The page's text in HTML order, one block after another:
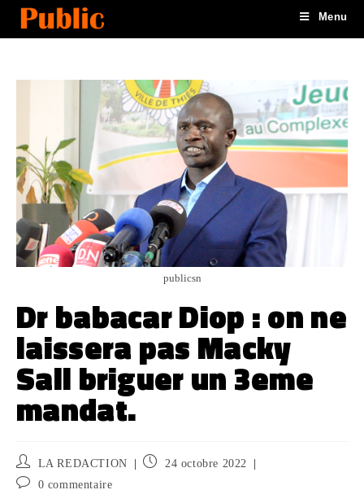
Menu
publicsn
Dr babacar Diop : on ne
laissera pas Macky
Sall briguer un 3eme
mandat.
LA REDACTION
24 octobre 2022
0 commentaire